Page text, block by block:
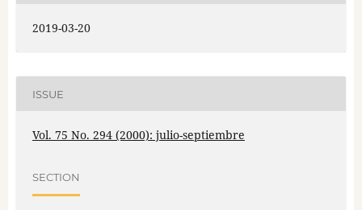
2019-03-20
ISSUE
Vol. 75 No. 294 (2000): julio-septiembre
SECTION